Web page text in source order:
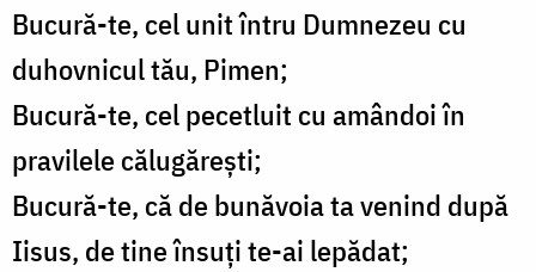
Bucură-te, cel unit întru Dumnezeu cu
duhovnicul tău, Pimen;
Bucură-te, cel pecetluit cu amândoi în
pravilele călugărești;
Bucură-te, că de bunăvoia ta venind după
Iisus, de tine însuți te-ai lepădat;